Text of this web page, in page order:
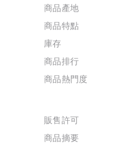
商品產地
商品特點
庫存
商品排行
商品熱門度
販售許可
商品摘要